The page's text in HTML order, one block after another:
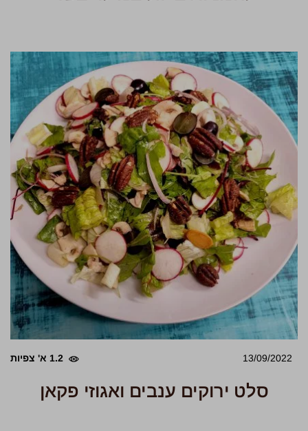
13/09/2022 1.2 א' צפיות
סלט ירוקים ענבים ואגוזי פקאן